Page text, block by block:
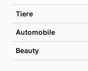
Tiere
Automobile
Beauty